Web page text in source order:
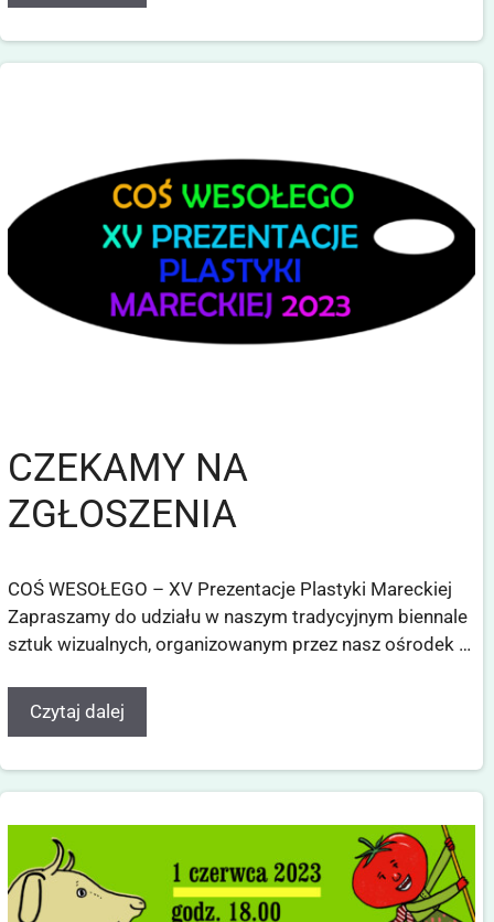
CZEKAMY NA
ZGŁOSZENIA
COŚ WESOŁEGO – XV Prezentacje Plastyki Mareckiej
Zapraszamy do udziału w naszym tradycyjnym biennale
sztuk wizualnych, organizowanym przez nasz ośrodek …
Czytaj dalej